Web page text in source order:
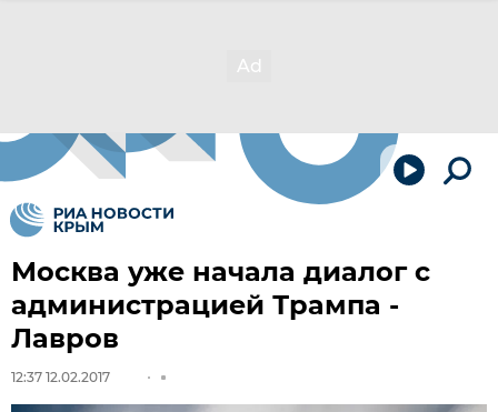
Москва уже начала диалог с
администрацией Трампа -
Лавров
12:37 12.02.2017